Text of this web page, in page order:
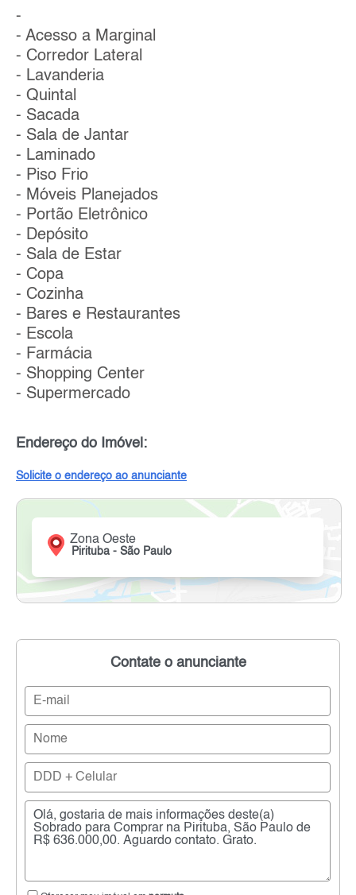
-
- Acesso a Marginal
- Corredor Lateral
- Lavanderia
- Quintal
- Sacada
- Sala de Jantar
- Laminado
- Piso Frio
- Móveis Planejados
- Portão Eletrônico
- Depósito
- Sala de Estar
- Copa
- Cozinha
- Bares e Restaurantes
- Escola
- Farmácia
- Shopping Center
- Supermercado
Endereço do Imóvel:
Solicite o endereço ao anunciante
Zona Oeste
Pirituba - São Paulo
Contate o anunciante